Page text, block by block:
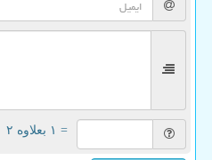
= ۱ بعلاوه ۲